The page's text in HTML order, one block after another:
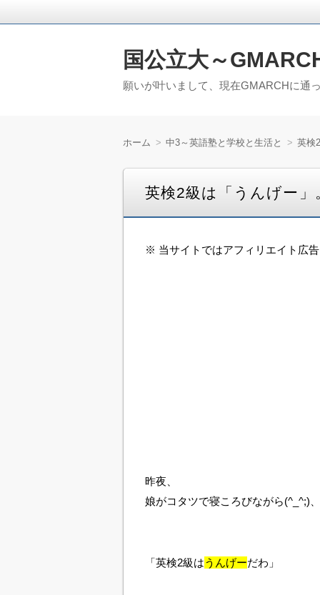
国公立大～
願いが叶いまして、現在GMARCHに通
ホーム 中3～英語塾と学校と生活と 英検
英検2級は「うんげー」
※ 当サイトではアフィリエイト広
昨夜、
娘がコタツで寝ころびながら(^_^;)、
「英検2級はうんげーだわ」